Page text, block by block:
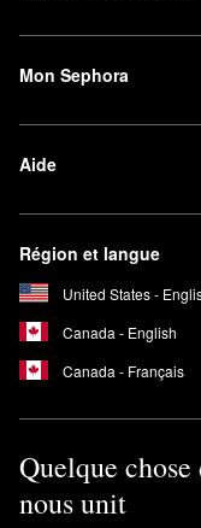
Mon Sephora
Aide
Région et langue
United States -
Canada - English
Canada - Français
Quelque chose
nous unit